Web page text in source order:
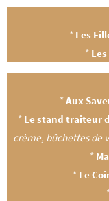
* Les
*
*Aux
* Le stand traiteur
crème, bûchettes de
*
* Le